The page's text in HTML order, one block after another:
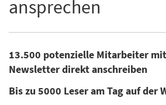
ansprechen
13.500 potenzielle Mitarbeiter
Newsletter direkt anschreiben
Bis zu 5000 Leser am Tag auf der